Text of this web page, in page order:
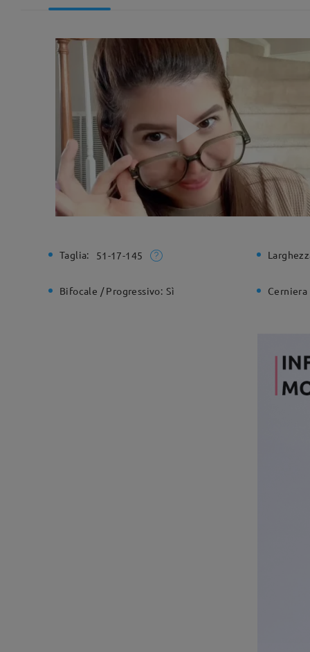
Taglia: 51-17-145
Bifocale / Progressivo: Sì Cerniera